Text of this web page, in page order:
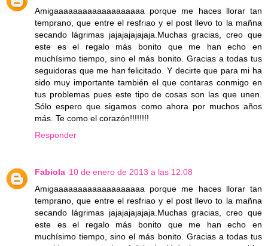
Amigaaaaaaaaaaaaaaaaaaa porque me haces llorar tan
temprano, que entre el resfriao y el post llevo to la mañna
secando lágrimas jajajajajajaja.Muchas gracias, creo que
este es el regalo más bonito que me han echo en
muchísimo tiempo, sino el más bonito. Gracias a todas tus
seguidoras que me han felicitado. Y decirte que para mi ha
sido muy importante también el que contaras conmigo en
tus problemas pues este tipo de cosas son las que unen.
Sólo espero que sigamos como ahora por muchos años
más. Te como el corazón!!!!!!!!
Responder
Fabiola 10 de enero de 2013 a las 12:08
Amigaaaaaaaaaaaaaaaaaaa porque me haces llorar tan
temprano, que entre el resfriao y el post llevo to la mañna
secando lágrimas jajajajajajaja.Muchas gracias, creo que
este es el regalo más bonito que me han echo en
muchísimo tiempo, sino el más bonito. Gracias a todas tus